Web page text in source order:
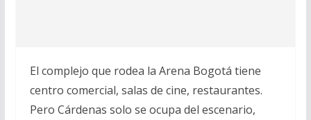
El complejo que rodea la Arena Bogotá tiene
centro comercial, salas de cine, restaurantes.
Pero Cárdenas solo se ocupa del escenario,